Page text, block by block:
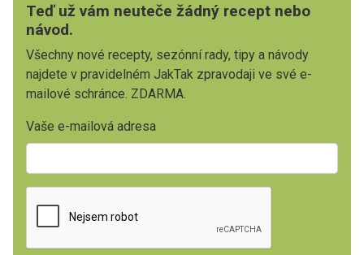
Teď už vám neuteče žádný recept nebo
návod.
Všechny nové recepty, sezónní rady, tipy a návody
najdete v pravidelném JakTak zpravodaji ve své e-
mailové schránce. ZDARMA.
Vaše e-mailová adresa